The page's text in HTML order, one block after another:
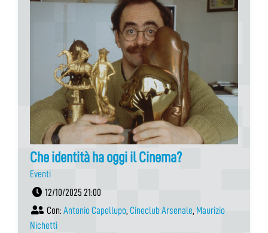
Che identità ha oggi il Cinema?
Eventi
12/10/2025 21:00
Con: Antonio Capellupo, Cineclub Arsenale, Maurizio
Nichetti